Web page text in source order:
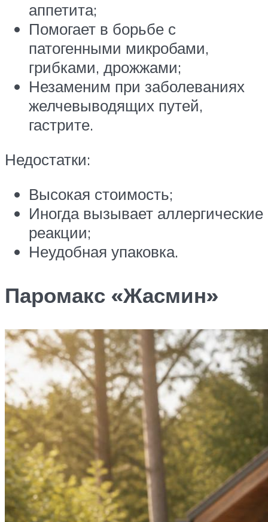
аппетита;
Помогает в борьбе с
патогенными микробами,
грибками, дрожжами;
Незаменим при заболеваниях
желчевыводящих путей,
гастрите.
Недостатки:
Высокая стоимость;
Иногда вызывает аллергические
реакции;
Неудобная упаковка.
Паромакс «Жасмин»